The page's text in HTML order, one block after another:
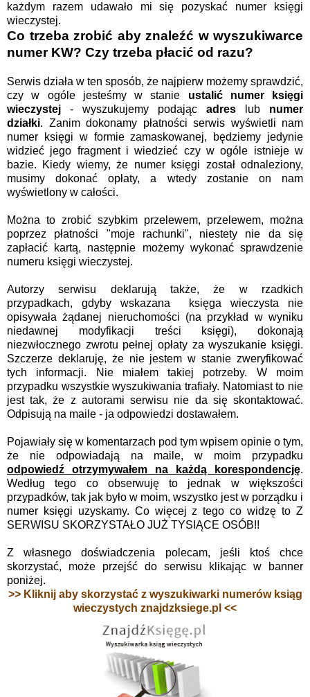
każdym razem udawało mi się pozyskać numer księgi
wieczystej.
Co trzeba zrobić aby znaleźć w wyszukiwarce
numer KW? Czy trzeba płacić od razu?
Serwis działa w ten sposób, że najpierw możemy sprawdzić,
czy w ogóle jesteśmy w stanie ustalić
numer księgi
wieczystej - wyszukujemy podając adres lub numer
działki. Zanim dokonamy płatności serwis wyświetli nam
numer księgi w formie zamaskowanej, będziemy jedynie
widzieć jego fragment i wiedzieć czy w ogóle istnieje w
bazie. Kiedy wiemy, że numer księgi został odnaleziony,
musimy dokonać opłaty, a wtedy zostanie on nam
wyświetlony w całości.
Można to zrobić szybkim przelewem, przelewem, można
poprzez płatności "moje rachunki", niestety nie da się
zapłacić kartą, następnie możemy wykonać sprawdzenie
numeru księgi wieczystej.
Autorzy serwisu deklarują także, że w rzadkich
przypadkach, gdyby wskazana księga wieczysta nie
opisywała żądanej nieruchomości (na przykład w wyniku
niedawnej modyfikacji treści księgi), dokonają
niezwłocznego zwrotu pełnej opłaty za wyszukanie księgi.
Szczerze deklaruję, że nie jestem w stanie zweryfikować
tych informacji. Nie miałem takiej potrzeby. W moim
przypadku wszystkie wyszukiwania trafiały. Natomiast to nie
jest tak, że z autorami serwisu nie da się skontaktować.
Odpisują na maile - ja odpowiedzi dostawałem.
Pojawiały się w komentarzach pod tym wpisem opinie o tym,
że nie odpowiadają na maile, w moim przypadku
odpowiedź otrzymywałem na każdą korespondencję.
Według tego co obserwuję to jednak w większości
przypadków, tak jak było w moim, wszystko jest w porządku i
numer księgi uzyskamy. Co więcej z tego co widzę to Z
SERWISU SKORZYSTAŁO JUŻ TYSIĄCE OSÓB!!
Z własnego doświadczenia polecam, jeśli ktoś chce
skorzystać, może przejść do serwisu klikając w banner
poniżej.
>> Kliknij aby skorzystać z wyszukiwarki numerów ksiąg
wieczystych znajdzksiege.pl <<